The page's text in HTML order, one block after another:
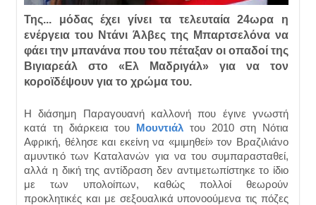
Της... μόδας έχει γίνει τα τελευταία 24ωρα η
ενέργεια του Ντάνι Άλβες της Μπαρτσελόνα να
φάει την μπανάνα που του πέταξαν οι οπαδοί της
Βιγιαρεάλ στο «Ελ Μαδριγάλ» για να τον
κοροϊδέψουν για το χρώμα του.
Η διάσημη Παραγουανή καλλονή που έγινε γνωστή
κατά τη διάρκεια του Μουντιάλ του 2010 στη Νότια
Αφρική, θέλησε και εκείνη να «μιμηθεί» τον Βραζιλιάνο
αμυντικό των Καταλανών για να του συμπαρασταθεί,
αλλά η δική της αντίδραση δεν αντιμετωπίστηκε το ίδιο
με των υπολοίπων, καθώς πολλοί θεωρούν
προκλητικές και με σεξουαλικά υπονοούμενα τις πόζες